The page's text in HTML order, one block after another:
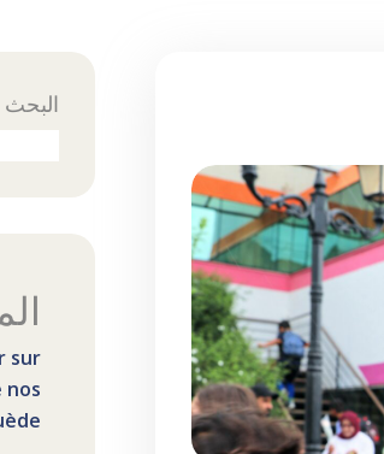
البحث
sur
nos